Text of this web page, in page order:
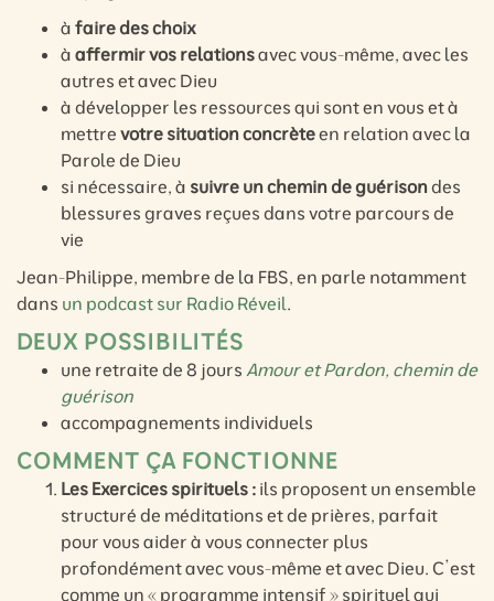
à faire des choix
à affermir vos relationsavec vous-même, avec les
autres et avec Dieu
à développer les ressources qui sont en vous et à
mettre votre situation concrèteen relation avec la
Parole de Dieu
si nécessaire, à suivre un chemin de guérisondes
blessures graves reçues dans votre parcours de
vie
Jean-Philippe, membre de la FBS, en parle notamment
dans un podcast sur Radio Réveil.
DEUX POSSIBILITÉS
une retraite de 8 jours Amour et Pardon, chemin de
guérison
accompagnements individuels
COMMENT ÇA FONCTIONNE
Les Exercices spirituels : ils proposent un ensemble
structuré de méditations et de prières, parfait
pour vous aider à vous connecter plus
profondément avec vous-même et avec Dieu. C’est
comme un « programme intensif » spirituel qui